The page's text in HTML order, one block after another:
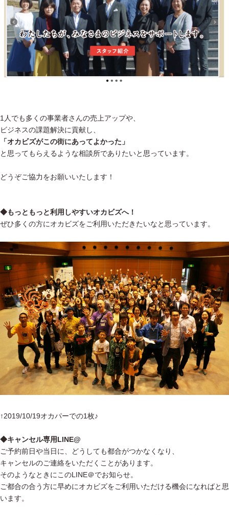
1人でも多くの事業者さんの売上アップや、
ビジネスの課題解決に貢献し、
「オカビズがこの街にあってよかった」
と思ってもらえるような相談所でありたいと思っています。
どうぞご協力をお願いいたします！
◆もっともっと利用しやすいオカビズへ！
ぜひ多くの方にオカビズをご利用いただきたいなと思っています。
↑2019/10/19オカパーでの1枚♪
◆キャンセル専用LINE@
ご予約前日や当日に、どうしても都合がつかなくなり、
キャンセルのご連絡をいただくことがあります。
そのようなときにこのLINE＠でお知らせ。
ご都合の合う方に早めにオカビズをご利用いただける機会になればと思
います。